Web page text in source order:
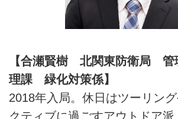
【合瀬賢樹 北関東防衛局
理課 緑化対策係】
2018年入局。休日はツーリン
クティブに過ごすアウトドア派